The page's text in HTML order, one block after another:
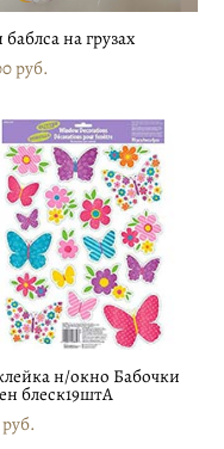
на грузах
pуб.
н/окно Бабочки
блеск19штA